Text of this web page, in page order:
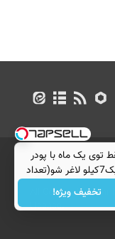
تماس با ما
بازرگانی
All Content by
License.
توی یک ماه با پودر
جلبک7کیلو لاغر شو(تعداد
محدود)
تخفیف ویژه!